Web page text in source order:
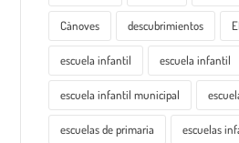
Cànoves descubrimientos
escuela infantil escuela infantil
escuela infantil municipal
escuelas de primaria escuelas